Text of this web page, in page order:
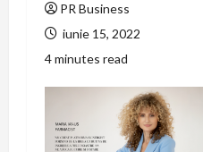
PR Business
iunie 15, 2022
4 minutes read